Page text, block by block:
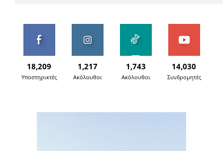
18,209
Υποστηρικτές
1,217
Ακόλουθοι
1,743
Ακόλουθοι
14,030
Συνδρομητές